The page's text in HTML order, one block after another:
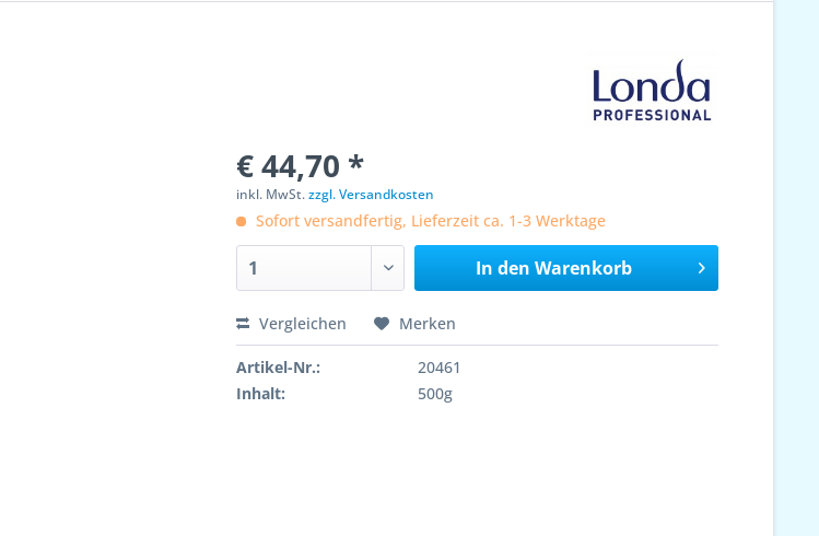
€ 44,70 *
inkl. MwSt.zzgl. Versandkosten
Sofort versandfertig, Lieferzeit ca. 1-3 Werktage
In den Warenkorb
Vergleichen Merken
Artikel-Nr.:
20461
Inhalt:
500g